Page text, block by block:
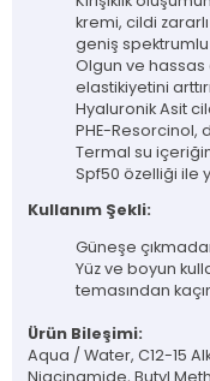
kremi, cildi zararlı
geniş
Olgun ve
elastikiyetini
Hyaluronik Asit
PHE-Resorcinol,
Termal su
Spf50 özelliği ile
Kullanım Şekli:
Güneşe
Yüz ve boyun
temasından
Ürün Bileşimi:
Aqua / Water, C12-15